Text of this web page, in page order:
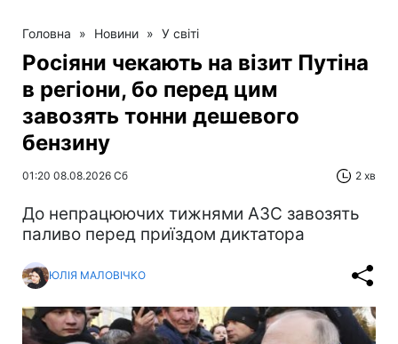
Головна » Новини » У світі
Росіяни чекають на візит Путіна
в регіони, бо перед цим
завозять тонни дешевого
бензину
01:20 08.08.2026 Сб 2 хв
До непрацюючих тижнями АЗС завозять
паливо перед приїздом диктатора
ЮЛІЯ МАЛОВІЧКО